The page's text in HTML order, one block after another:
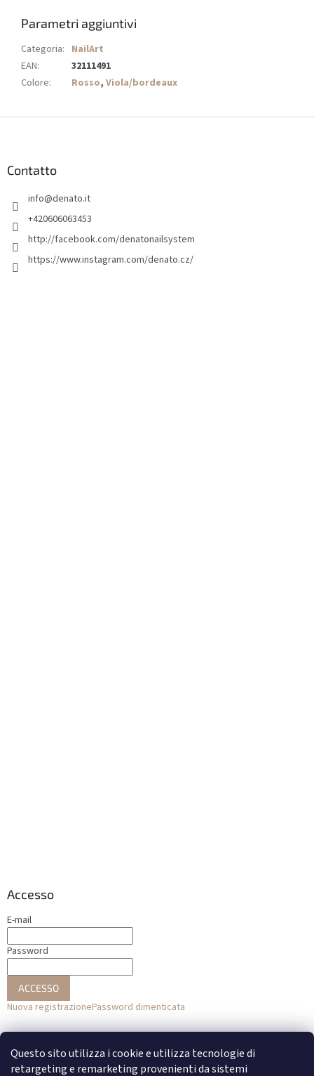
Questo sito utilizza i cookie e utilizza tecnologie di
retargeting e remarketing provenienti da sistemi
Parametri aggiuntivi
Categoria: NailArt
EAN:
32111491
Colore: Rosso, Viola/bordeaux
Contatto
info@denato.it
+420606063453
http://facebook.com/denatonailsystem
https://www.instagram.com/denato.cz/
Accesso
E-mail
Password
ACCESSO
Nuova registrazionePassword dimenticata
o
Accesso con Facebook